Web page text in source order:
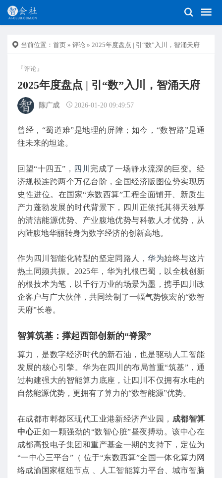
当前位置： 首页 » 评论 » 2025年度盘点 | 引“数”入川，智涌天府
『评论』
2025年度盘点 | 引“数”入川，智涌天府
陈广成 2026-01-20 09:49:57
曾经，“蜀道难”是地理的屏障；如今，“数智路”是通
往未来的坦途。
回望“十四五”， 四川 完成了一场静水流深的巨变。经
济规模连跨两个万亿台阶，全国经济版图位势实现历
史性进位。在国家“东数西算”工程全面铺开、新质生
产力蓬勃发展的时代背景下，四川正依托其得天独厚
的清洁能源优势、产业腹地优势与科教人才优势，从
内陆腹地华丽转身为数字经济的创新高地。
作为四川智能化转型的坚定同路人，华为始终与这片
热土同频共振。2025年，华为扎根巴蜀，以全栈创新
的根技术为笔，以千行万业的场景为墨，携手四川政
企客户与广大伙伴，共同绘制了一幅气势恢宏的“数智
天府”长卷。
智算筑基：撑起西部创新的“脊梁”
算力，是数字经济时代的新石油，也是驱动人工智能
发展的核心引擎。华为在四川的布局首重“筑基”，通
过构建强大的智能算力底座，让四川不仅拥有水电的
自然能源优势，更拥有了算力的“数智能源”优势。
在成都市郫都区现代工业港新经济产业园， 成都智算
中心正如一颗强劲的“数智心脏”昼夜搏动。该中心在
成都高投电子集团和重产基金一期的支持下，定位为
“一中心三平台”（ 位于“东数西算”全国一体化算力网
络成渝国家枢纽节点 、人工智能算力平台、城市智脑